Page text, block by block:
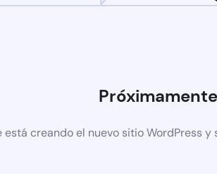
Próximamente
está creando el nuevo sitio WordPress